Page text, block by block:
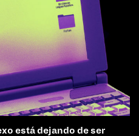
está dejando de ser